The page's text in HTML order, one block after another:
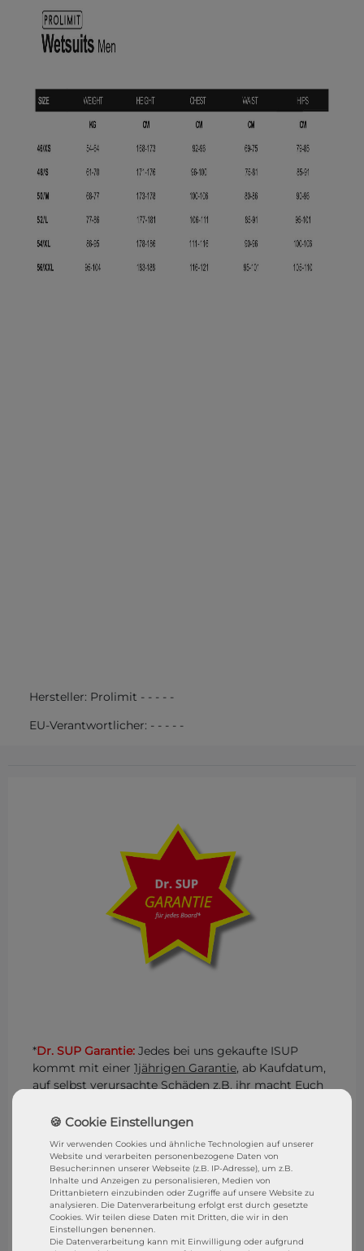
Hersteller: Prolimit - - - - -
EU-Verantwortlicher: - - - - -
*Dr. SUP Garantie: Jedes bei uns gekaufte ISUP
kommt mit einer 1jährigen Garantie, ab Kaufdatum,
auf selbst verursachte Schäden z.B. ihr macht Euch
brecht den Finnenkasten usw.. Ist der Schaden
kostenlos in unserer Reparatur WerkstattDr. SUP
Ihr müsst das Board nur anliefern und wir
übernehmen alles weitere. Eure Rechte aus dem
gesetzliche Gewährleistungsrecht bleibt natürlich
bestehen. STRESSFREI SUPen mit derDR. SUP
GARANTIE
Wir verwenden Cookies und ähnliche Technologien auf unserer
Website und verarbeiten personenbezogene Daten von
Besucher:innen unserer Webseite (z.B. IP-Adresse), um z.B.
Inhalte und Anzeigen zu personalisieren, Medien von
Drittanbietern einzubinden oder Zugriffe auf unsere Website zu
analysieren. Die Datenverarbeitung erfolgt erst durch gesetzte
Cookies. Wir teilen diese Daten mit Dritten, die wir in den
Einstellungen benennen.
Die Datenverarbeitung kann mit Einwilligung oder aufgrund